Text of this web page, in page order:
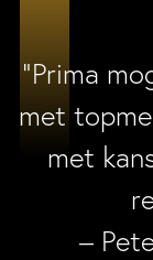
“Prima
met
met
–